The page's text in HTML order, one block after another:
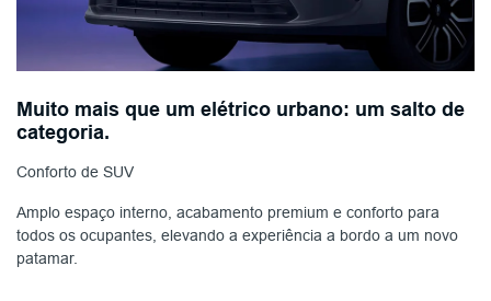
Muito mais que um elétrico urbano: um salto de
categoria.
Conforto de SUV
Amplo espaço interno, acabamento premium e conforto para
todos os ocupantes, elevando a experiência a bordo a um novo
patamar.